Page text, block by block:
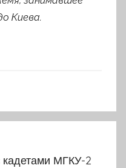
Киева.
кадетами МГКУ-2